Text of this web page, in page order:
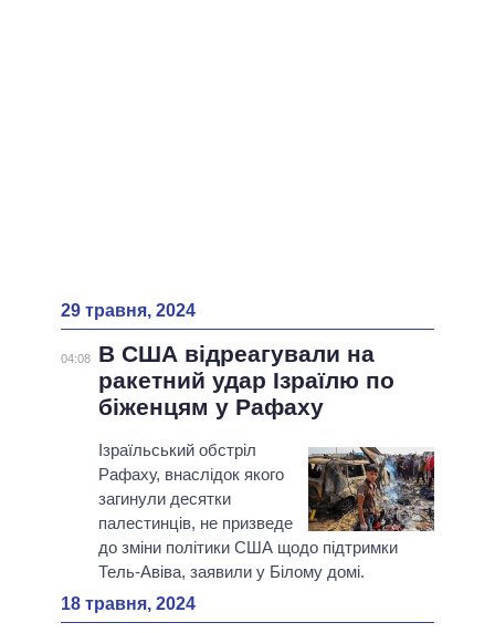
29 травня, 2024
04:08
В США відреагували на
ракетний удар Ізраїлю по
біженцям у Рафаху
Ізраїльський обстріл
Рафаху, внаслідок якого
загинули десятки
палестинців, не призведе
до зміни політики США щодо підтримки
Тель-Авіва, заявили у Білому домі.
18 травня, 2024